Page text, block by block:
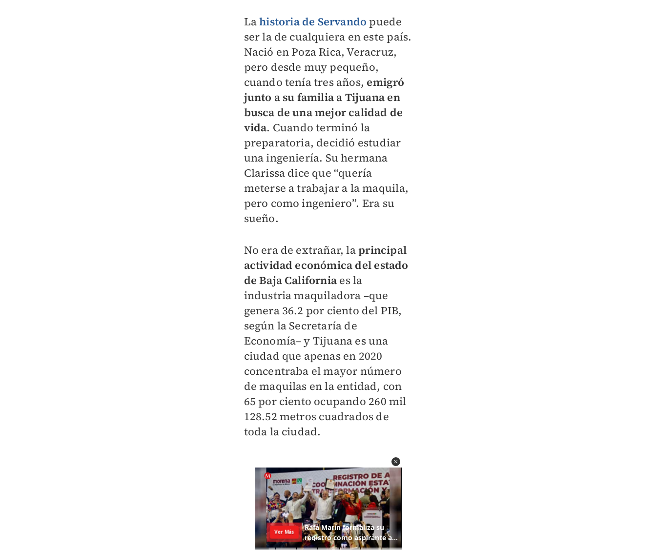
Lahistoria de Servando puede
ser la de cualquiera en este país.
Nació en Poza Rica, Veracruz,
pero desde muy pequeño,
cuando tenía tres años, emigró
junto a su familia a Tijuana en
busca de una mejor calidad de
vida. Cuando terminó la
preparatoria, decidió estudiar
una ingeniería. Su hermana
Clarissa dice que “quería
meterse a trabajar a la maquila,
pero como ingeniero”. Era su
sueño.
No era de extrañar, laprincipal
actividad económica del estado
de Baja California es la
industria maquiladora –que
genera 36.2 por ciento del PIB,
según la Secretaría de
Economía– y Tijuana es una
ciudad que apenas en 2020
concentraba el mayor número
de maquilas en la entidad, con
65 por ciento ocupando 260 mil
128.52 metros cuadrados de
toda la ciudad.